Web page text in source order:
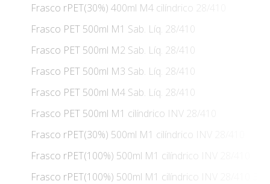
Frasco rPET(30%) 400ml M4 cilíndrico 28/410
Frasco PET 500ml M1 Sab. Líq. 28/410
Frasco PET 500ml M2 Sab. Líq. 28/410
Frasco PET 500ml M3 Sab. Líq. 28/410
Frasco PET 500ml M4 Sab. Líq. 28/410
Frasco PET 500ml M1 cilíndrico INV 28/410
Frasco rPET(30%) 500ml M1 cilíndrico INV 28/410
Frasco rPET(100%) 500ml M1 cilíndrico INV 28/410
Frasco rPET(100%) 500ml M1 cilíndrico INV 28/410